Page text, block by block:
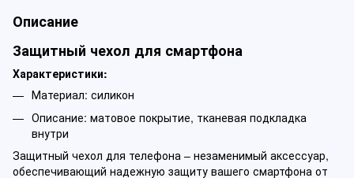
Описание
Защитный чехол для смартфона
Характеристики:
Материал: силикон
Описание: матовое покрытие, тканевая подкладка
внутри
Защитный чехол для телефона – незаменимый аксессуар,
обеспечивающий надежную защиту вашего смартфона от